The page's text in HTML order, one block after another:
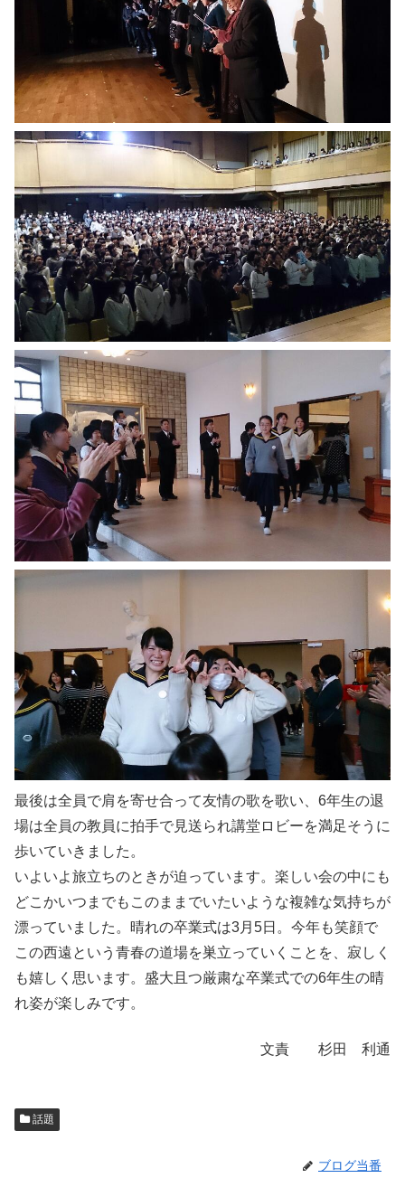
最後は全員で肩を寄せ合って友情の歌を歌い、6年生の退
場は全員の教員に拍手で見送られ講堂ロビーを満足そうに
歩いていきました。
いよいよ旅立ちのときが迫っています。楽しい会の中にも
どこかいつまでもこのままでいたいような複雑な気持ちが
漂っていました。晴れの卒業式は3月5日。今年も笑顔で
この西遠という青春の道場を巣立っていくことを、寂しく
も嬉しく思います。盛大且つ厳粛な卒業式での6年生の晴
れ姿が楽しみです。
文責 杉田 利通
話題
ブログ当番